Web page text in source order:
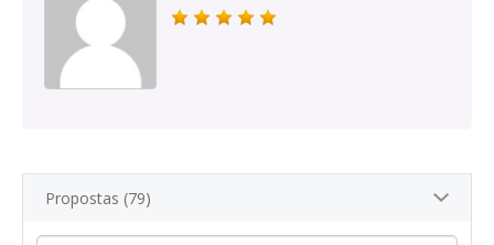
Propostas (79)